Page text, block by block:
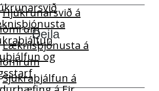
og
Hjúkrunarsvið á
Læknisþjónusta á
Sjúkraþjálfun á
Deila